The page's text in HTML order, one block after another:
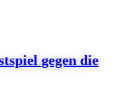
gegen die